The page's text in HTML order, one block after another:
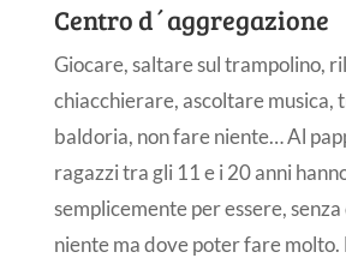
Centro d´aggregazione
Giocare, saltare sul trampolino,
chiacchierare, ascoltare musica,
baldoria, non fare niente… Al
ragazzi tra gli 11 e i 20 anni
semplicemente per essere,
niente ma dove poter fare molto.